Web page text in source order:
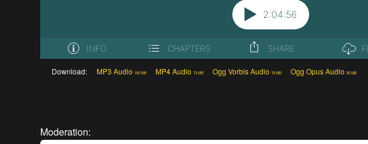
Download: MP3 Audio 100 MB MP4 Audio 73 MB Ogg Vorbis Audio 79 MB Ogg Opus Audio 56 MB
Moderation: